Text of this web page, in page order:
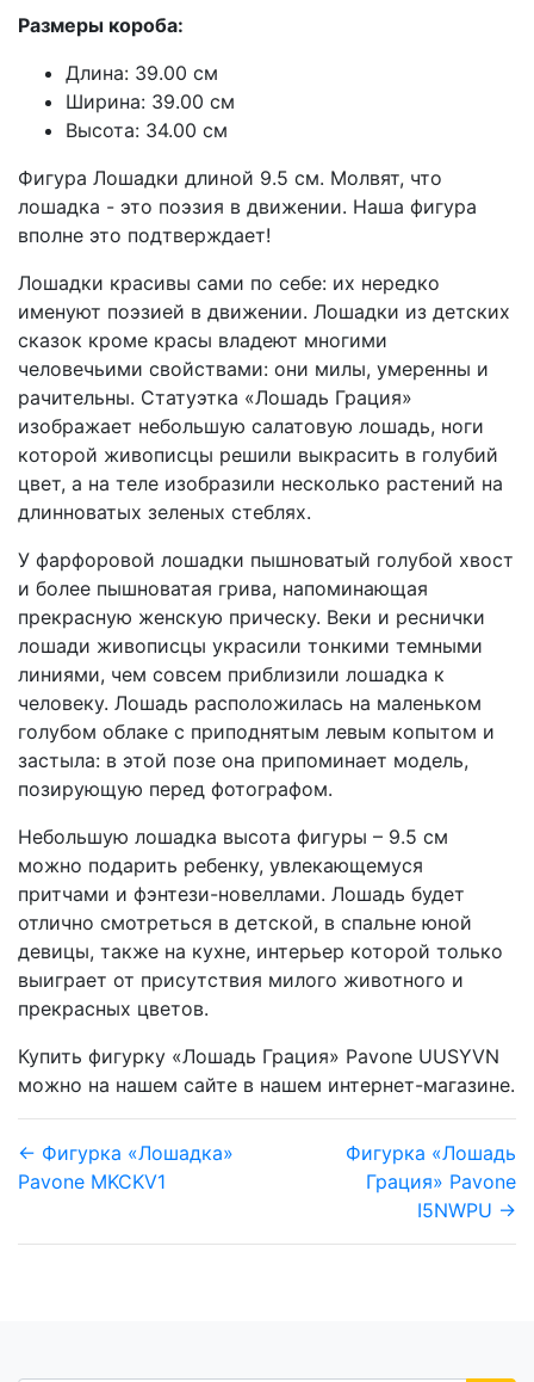
Размеры короба:
Длина: 39.00 см
Ширина: 39.00 см
Высота: 34.00 см
Фигура Лошадки длиной 9.5 см. Молвят, что
лошадка - это поэзия в движении. Наша фигура
вполне это подтверждает!
Лошадки красивы сами по себе: их нередко
именуют поэзией в движении. Лошадки из детских
сказок кроме красы владеют многими
человечьими свойствами: они милы, умеренны и
рачительны. Статуэтка «Лошадь Грация»
изображает небольшую салатовую лошадь, ноги
которой живописцы решили выкрасить в голубий
цвет, а на теле изобразили несколько растений на
длинноватых зеленых стеблях.
У фарфоровой лошадки пышноватый голубой хвост
и более пышноватая грива, напоминающая
прекрасную женскую прическу. Веки и реснички
лошади живописцы украсили тонкими темными
линиями, чем совсем приблизили лошадка к
человеку. Лошадь расположилась на маленьком
голубом облаке с приподнятым левым копытом и
застыла: в этой позе она припоминает модель,
позирующую перед фотографом.
Небольшую лошадка высота фигуры – 9.5 см
можно подарить ребенку, увлекающемуся
притчами и фэнтези-новеллами. Лошадь будет
отлично смотреться в детской, в спальне юной
девицы, также на кухне, интерьер которой только
выиграет от присутствия милого животного и
прекрасных цветов.
Купить фигурку «Лошадь Грация» Pavone UUSYVN
можно на нашем сайте в нашем интернет-магазине.
← Фигурка «Лошадка»
Pavone MKCKV1
Фигурка «Лошадь
Грация» Pavone
I5NWPU →